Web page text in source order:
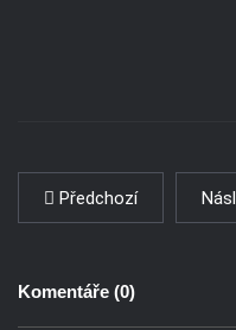
Předchozí
Komentáře (0)